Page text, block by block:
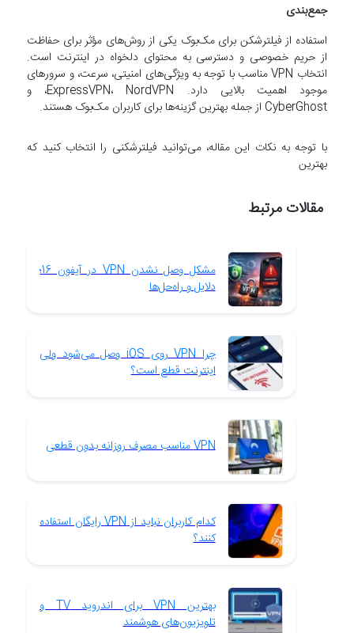
جمع‌بندی
استفاده از فیلترشکن برای مک‌بوک یکی از روش‌های مؤثر برای حفاظت
از حریم خصوصی و دسترسی به محتوای دلخواه در اینترنت است.
انتخاب VPN مناسب با توجه به ویژگی‌های امنیتی، سرعت، و سرورهای
موجود اهمیت بالایی دارد. ExpressVPN، NordVPN، و
CyberGhost از جمله بهترین گزینه‌ها برای کاربران مک‌بوک هستند.
با توجه به نکات این مقاله، می‌توانید فیلترشکنی را انتخاب کنید که
بهترین
مقالات مرتبط
مشکل وصل نشدن VPN در آیفون 16؛
دلایل و راه‌حل‌ها
چرا VPN روی iOS وصل می‌شود ولی
اینترنت قطع است؟
VPN مناسب مصرف روزانه بدون قطعی
کدام کاربران نباید از VPN رایگان استفاده
کنند؟
بهترین VPN برای اندروید TV و
تلویزیون‌های هوشمند